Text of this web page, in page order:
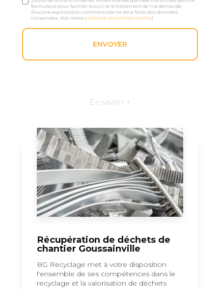
formulaire pour faciliter le suivi et le traitement de ma demande.
(Aucune exploitation commerciale ne sera faite des données
conservées. Voir notrepolitique de confidentialité)
En savoir +
Récupération de déchets de
chantier Goussainville
BG Recyclage met à votre disposition
l'ensemble de ses compétences dans le
recyclage et la valorisation de déchets